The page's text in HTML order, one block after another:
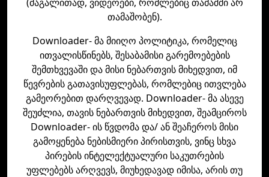
თამაშობენ).
Downloader- მა მიიღო პოლიტიკა, რომელიც
ითვალისწინებს, შესაბამისი გარემოებების
შემთხვევაში და მისი ნებართვის მიხედვით, იმ
წევრების გათავისუფლებას, რომლებიც ითვლება
გამეორებით დარღვევად. Downloader- მა ასევე
შეუძლია, თავის ნებართვის მიხედვით, შეამციროს
Downloader- ის წვდომა და/ ან შეაჩეროს მისი
გამოყენება ნებისმიერი პირისთვის, ვინც სხვა
პირების ინტელექტუალური საკუთრების
უფლებებს არღვევს, მიუხედავად იმისა, არის თუ